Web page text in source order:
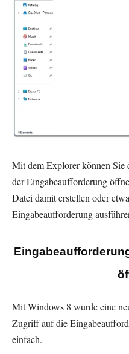
Mit dem Explorer können Sie
der Eingabeaufforderung
Datei damit erstellen oder
Eingabeaufforderung
Mit Windows 8 wurde eine
Zugriff auf die
einfach.